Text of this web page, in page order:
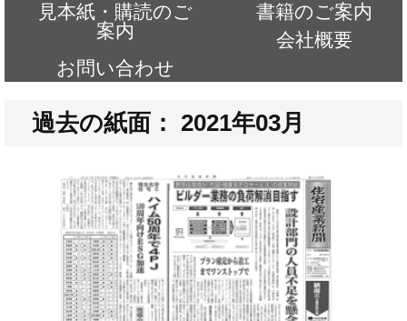
見本紙・購読のご
案内
書籍のご案内
会社概要
お問い合わせ
過去の紙面： 2021年03月